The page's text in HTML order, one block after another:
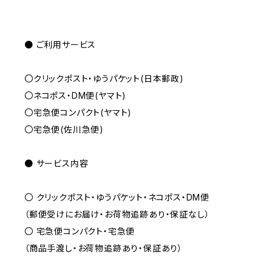
● ご利用サービス
〇クリックポスト・ゆうパケット(日本郵政)
〇ネコポス・DM便(ヤマト)
〇宅急便コンパクト(ヤマト)
〇宅急便(佐川急便)
● サービス内容
〇 クリックポスト・ゆうパケット・ネコポス・DM便
（郵便受けにお届け・お荷物追跡あり・保証なし）
〇 宅急便コンパクト・宅急便
（商品手渡し・お荷物追跡あり・保証あり）